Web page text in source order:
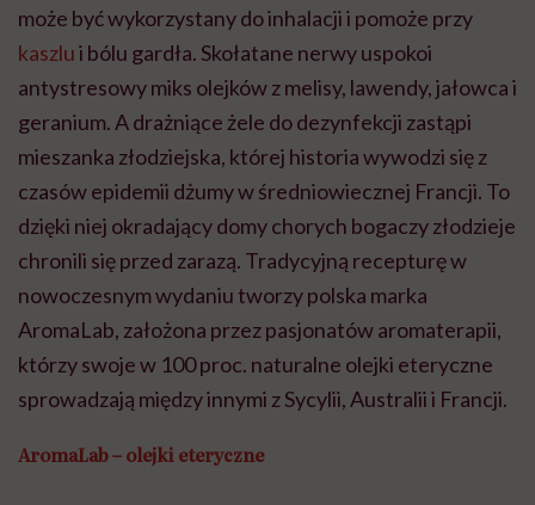
może być wykorzystany do inhalacji i pomoże przy
kaszlui bólu gardła. Skołatane nerwy uspokoi
antystresowy miks olejków z melisy, lawendy, jałowca i
geranium. A drażniące żele do dezynfekcji zastąpi
mieszanka złodziejska, której historia wywodzi się z
czasów epidemii dżumy w średniowiecznej Francji. To
dzięki niej okradający domy chorych bogaczy złodzieje
chronili się przed zarazą. Tradycyjną recepturę w
nowoczesnym wydaniu tworzy polska marka
AromaLab, założona przez pasjonatów aromaterapii,
którzy swoje w 100 proc. naturalne olejki eteryczne
sprowadzają między innymi z Sycylii, Australii i Francji.
AromaLab – olejki eteryczne